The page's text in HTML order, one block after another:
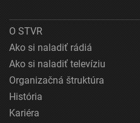
O STVR
Ako si naladiť rádiá
Ako si naladiť televíziu
Organizačná štruktúra
História
Kariéra